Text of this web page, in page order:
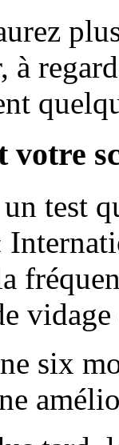
à
votre
test
vidage
six